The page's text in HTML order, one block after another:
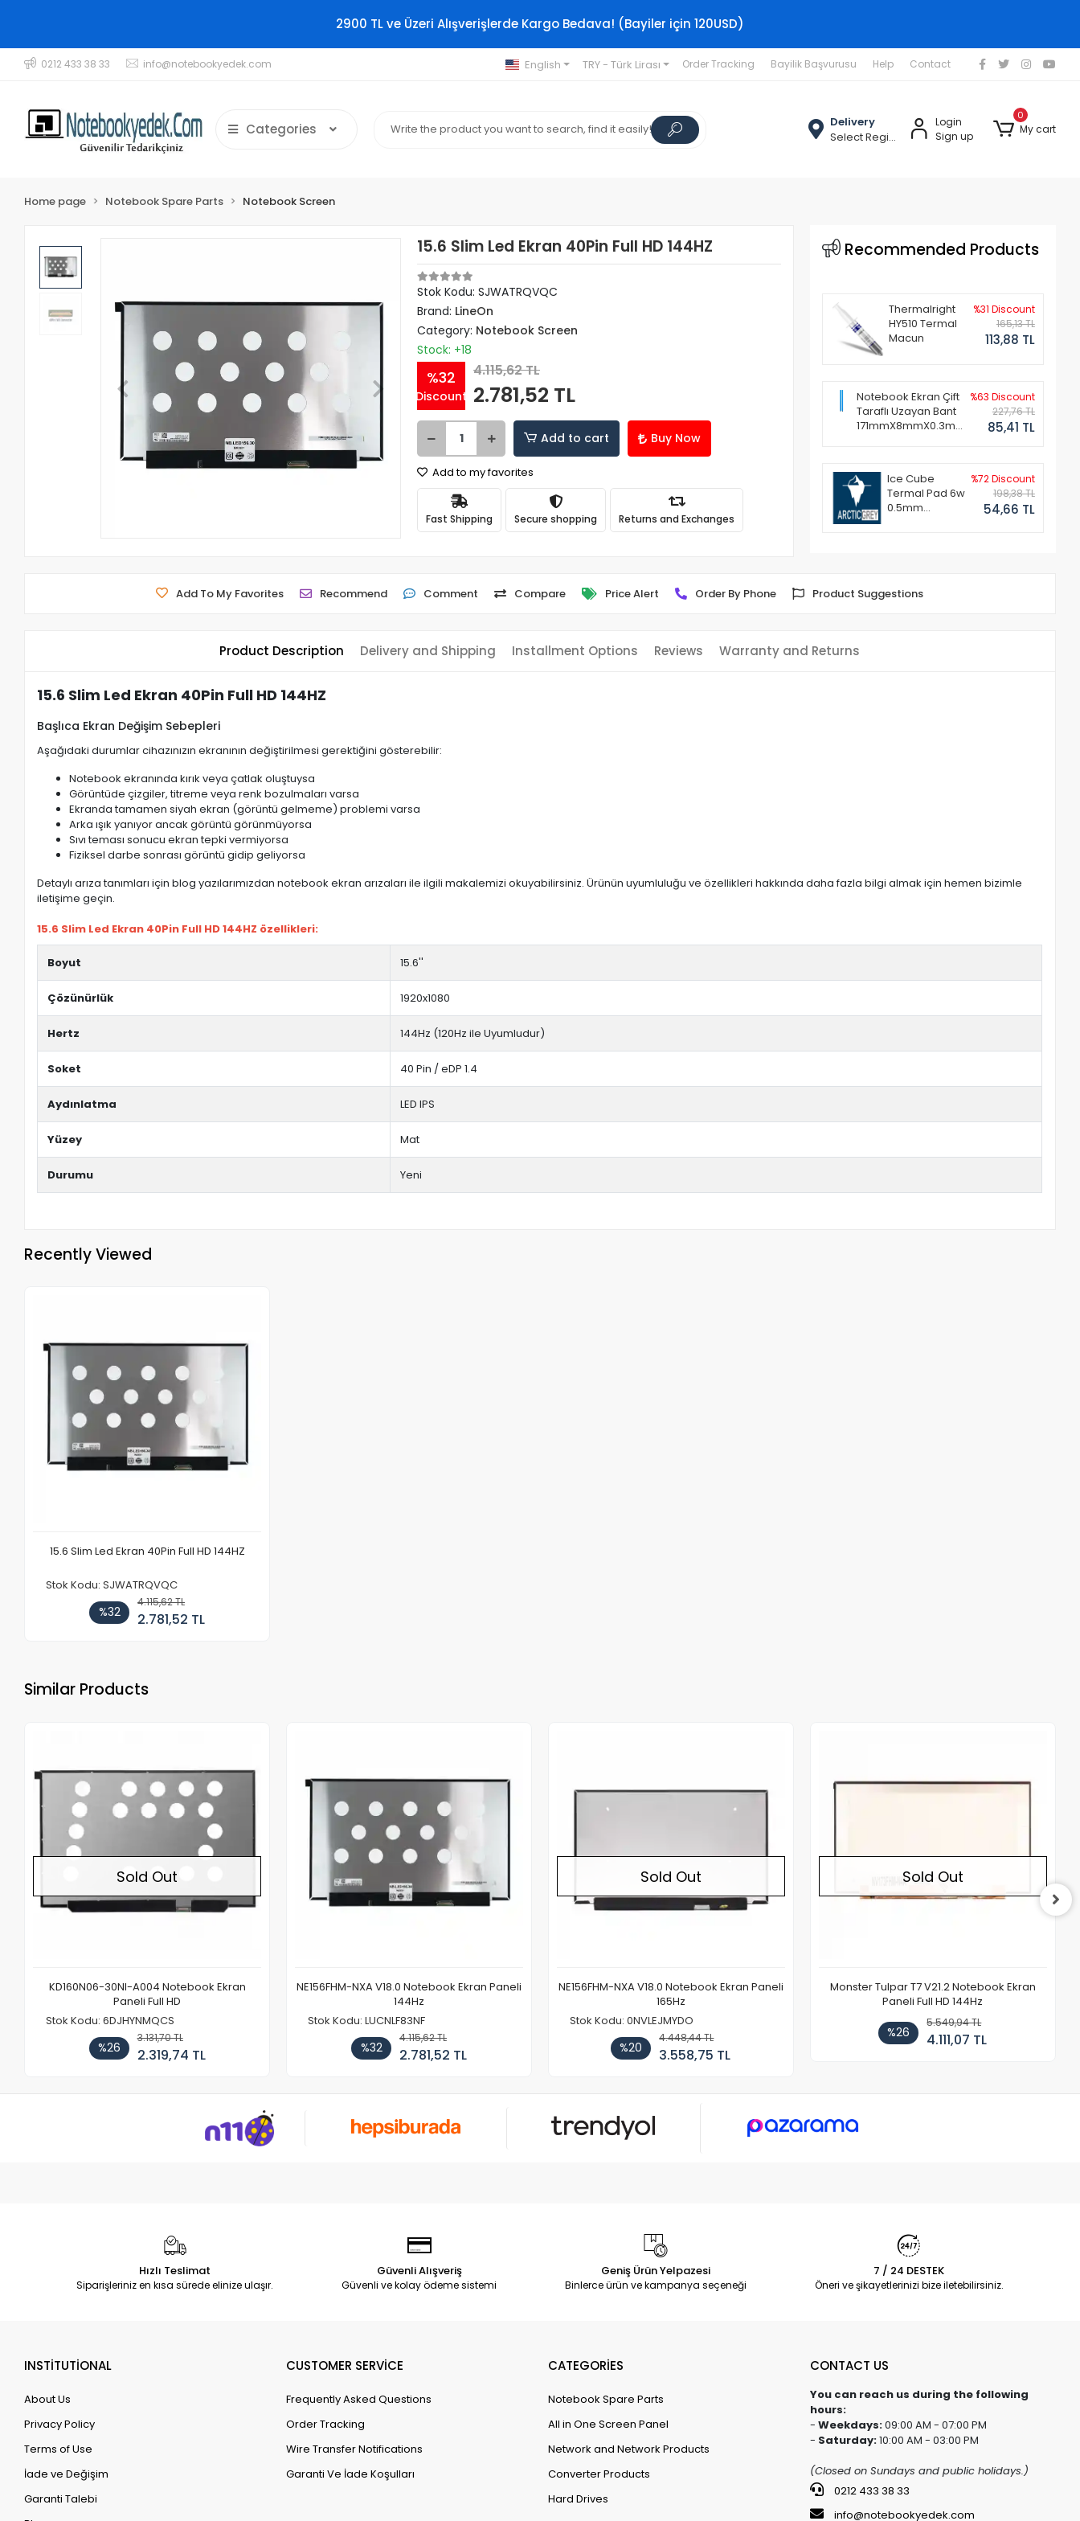
2900 TL ve Üzeri Alışverişlerde Kargo Bedava! (Bayiler için 120USD)
0212 433 38 33 info@notebookyedek.com English TRY - Türk Lirası Order Tracking Bayilik Başvurusu Help Contact
Categories
Delivery
Select Region
Login
Sign up
0
My cart
Home page Notebook Spare Parts Notebook Screen
15.6 Slim Led Ekran 40Pin Full HD 144HZ
Stok Kodu: SJWATRQVQC
Brand: LineOn
Category: Notebook Screen
Stock: +18
%32
Discount
4.115,62 TL
2.781,52 TL
Add to cart Buy Now
Add to my favorites
Fast Shipping Secure shopping Returns and Exchanges
Recommended Products
Thermalright
HY510 Termal
Macun
%31 Discount
165,13 TL
113,88 TL
Notebook Ekran Çift
Taraflı Uzayan Bant
171mmX8mmX0.3mm
%63 Discount
227,76 TL
85,41 TL
Ice Cube
Termal Pad 6w
0.5mm
%72 Discount
198,38 TL
54,66 TL
Add To My Favorites Recommend Comment Compare Price Alert Order By Phone Product Suggestions
Product Description Delivery and Shipping Installment Options Reviews Warranty and Returns
15.6 Slim Led Ekran 40Pin Full HD 144HZ
Başlıca Ekran Değişim Sebepleri
Aşağıdaki durumlar cihazınızın ekranının değiştirilmesi gerektiğini gösterebilir:
Notebook ekranında kırık veya çatlak oluştuysa
Görüntüde çizgiler, titreme veya renk bozulmaları varsa
Ekranda tamamen siyah ekran (görüntü gelmeme) problemi varsa
Arka ışık yanıyor ancak görüntü görünmüyorsa
Sıvı teması sonucu ekran tepki vermiyorsa
Fiziksel darbe sonrası görüntü gidip geliyorsa
Detaylı arıza tanımları için blog yazılarımızdan notebook ekran arızaları ile ilgili makalemizi okuyabilirsiniz. Ürünün uyumluluğu ve özellikleri hakkında daha fazla bilgi almak için hemen bizimle
iletişime geçin.
15.6 Slim Led Ekran 40Pin Full HD 144HZ özellikleri:
Boyut 15.6''
Çözünürlük 1920x1080
Hertz 144Hz (120Hz ile Uyumludur)
Soket 40 Pin / eDP 1.4
Aydınlatma LED IPS
Yüzey Mat
Durumu Yeni
Recently Viewed
15.6 Slim Led Ekran 40Pin Full HD 144HZ
Stok Kodu: SJWATRQVQC
%32
4.115,62 TL
2.781,52 TL
Similar Products
Sold Out
KD160N06-30NI-A004 Notebook Ekran
Paneli Full HD
Stok Kodu: 6DJHYNMQCS
%26
3.131,70 TL
2.319,74 TL
NE156FHM-NXA V18.0 Notebook Ekran Paneli
144Hz
Stok Kodu: LUCNLF83NF
%32
4.115,62 TL
2.781,52 TL
Sold Out
NE156FHM-NXA V18.0 Notebook Ekran Paneli
165Hz
Stok Kodu: 0NVLEJMYDO
%20
4.448,44 TL
3.558,75 TL
Sold Out
Monster Tulpar T7 V21.2 Notebook Ekran
Paneli Full HD 144Hz
%26
5.549,94 TL
4.111,07 TL
Hızlı Teslimat
Siparişleriniz en kısa sürede elinize ulaşır.
Güvenli Alışveriş
Güvenli ve kolay ödeme sistemi
Geniş Ürün Yelpazesi
Binlerce ürün ve kampanya seçeneği
7 / 24 DESTEK
Öneri ve şikayetlerinizi bize iletebilirsiniz.
INSTİTUTİONAL
About Us
Privacy Policy
Terms of Use
İade ve Değişim
Garanti Talebi
CUSTOMER SERVİCE
Frequently Asked Questions
Order Tracking
Wire Transfer Notifications
Garanti Ve İade Koşulları
CATEGORİES
Notebook Spare Parts
All in One Screen Panel
Network and Network Products
Converter Products
Hard Drives
CONTACT US
You can reach us during the following
hours:
- Weekdays:09:00 AM - 07:00 PM
- Saturday:10:00 AM - 03:00 PM
(Closed on Sundays and public holidays.)
0212 433 38 33
info@notebookyedek.com